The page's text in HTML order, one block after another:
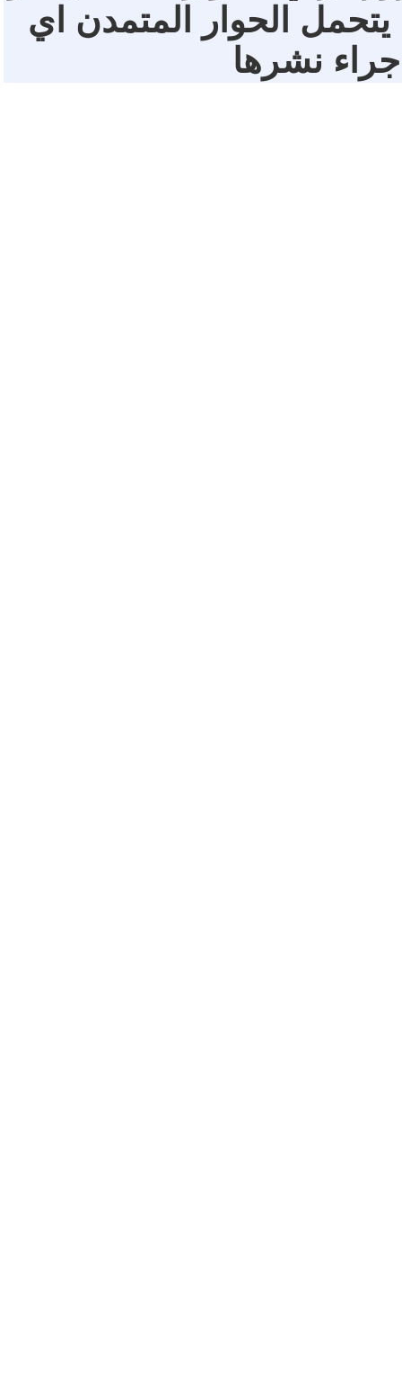
يتحمل الحوار المتمدن اي
جراء نشرها